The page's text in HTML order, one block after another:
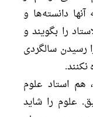
دانسته‌ها و
را بگویند و
رسیدن سالگردی
نکنند.
هم استاد علوم
علوم را شاید